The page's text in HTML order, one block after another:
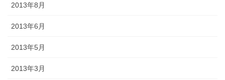
2013年8月
2013年6月
2013年5月
2013年3月